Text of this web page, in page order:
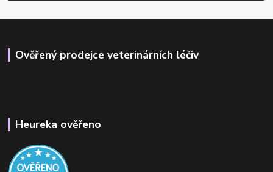
Ověřený prodejce veterinárních léčiv
Heureka ověřeno